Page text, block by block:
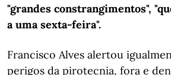
"grandes constrangimentos",
a uma sexta-feira".
Francisco Alves alertou
perigos da pirotecnia, fora e